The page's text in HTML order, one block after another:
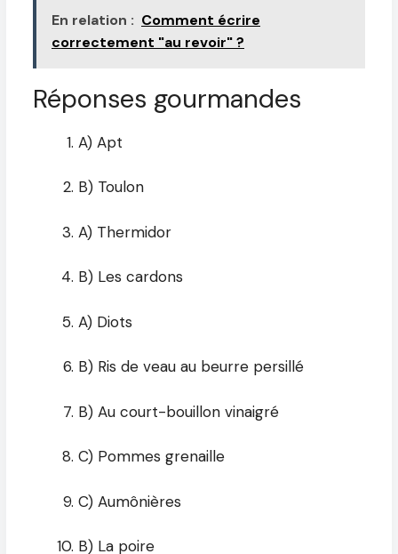
En relation : Comment écrire
correctement "au revoir" ?
Réponses gourmandes
A) Apt
B) Toulon
A) Thermidor
B) Les cardons
A) Diots
B) Ris de veau au beurre persillé
B) Au court-bouillon vinaigré
C) Pommes grenaille
C) Aumônières
B) La poire